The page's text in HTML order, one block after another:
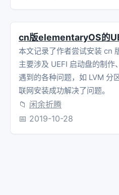
cn版elementaryOS的
本文记录了作者尝试安装 cn
主要涉及 UEFI 启动盘的制作
遇到的各种问题，如 LVM 分
联网安装成功解决了问题。
📁 闲余折腾
📅 2019-10-28